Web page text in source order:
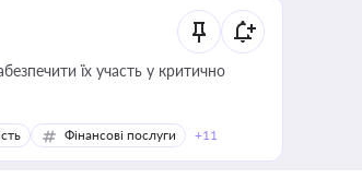
їх участь у критично
Фінансові послуги +11